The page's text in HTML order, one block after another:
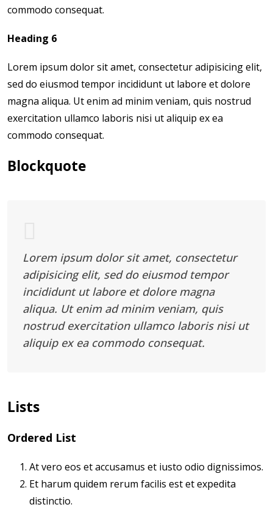
commodo consequat.
Heading 6
Lorem ipsum dolor sit amet, consectetur adipisicing elit,
sed do eiusmod tempor incididunt ut labore et dolore
magna aliqua. Ut enim ad minim veniam, quis nostrud
exercitation ullamco laboris nisi ut aliquip ex ea
commodo consequat.
Blockquote
Lorem ipsum dolor sit amet, consectetur
adipisicing elit, sed do eiusmod tempor
incididunt ut labore et dolore magna
aliqua. Ut enim ad minim veniam, quis
nostrud exercitation ullamco laboris nisi ut
aliquip ex ea commodo consequat.
Lists
Ordered List
At vero eos et accusamus et iusto odio dignissimos.
Et harum quidem rerum facilis est et expedita
distinctio.